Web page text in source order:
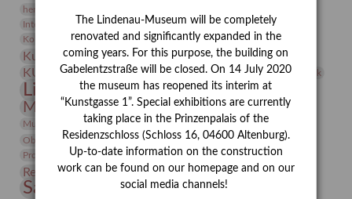
herman de vries
Integriertes Schädlingsmanagement
Italien Jahresempfang
Jubiläum
Kolosseum
Kooperationsausstellung Korkmodelle Kunst
Kunstmuseum Kunstvermittlung Kunst von Kühl
KUNSTWAND Kurs Künstler Künstlerin Lehmbruck
Lindenau-Museum Marstall Messeakademie
Museumsgeschichte Museumsnacht
Museumspädagogik Mäzen Napoleon Natur
Neue Remise
Objekt im Fokus
Paul Klee Peter Schnürpel Phelloplastik
Pohlhof
Provenienz
Provenienzforschung
Restaurierung Restitution Rudi Lesser Ruth Wolf-Rehfeld
Sammlung Samstagszeichner Skulptur
The Lindenau-Museum will be completely
renovated and significantly expanded in the
coming years. For this purpose, the building on
Gabelentzstraße will be closed. On 14 July 2020
the museum has reopened its interim at
“Kunstgasse 1”. Special exhibitions are currently
taking place in the Prinzenpalais of the
Residenzschloss (Schloss 16, 04600 Altenburg).
Up-to-date information on the construction
work can be found on our homepage and on our
social media channels!